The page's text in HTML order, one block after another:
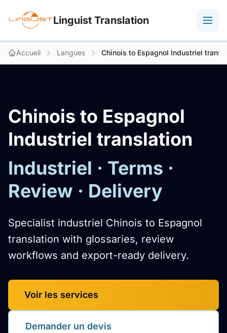
Linguist Translation
Accueil Langues Chinois to Espagnol Industriel
Chinois to Espagnol
Industriel translation
Industriel · Terms ·
Review · Delivery
Specialist industriel Chinois to Espagnol
translation with glossaries, review
workflows and export-ready delivery.
Voir les services
Demander un devis